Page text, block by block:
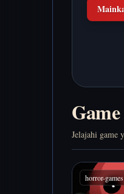
Jelajahi game
horror-games